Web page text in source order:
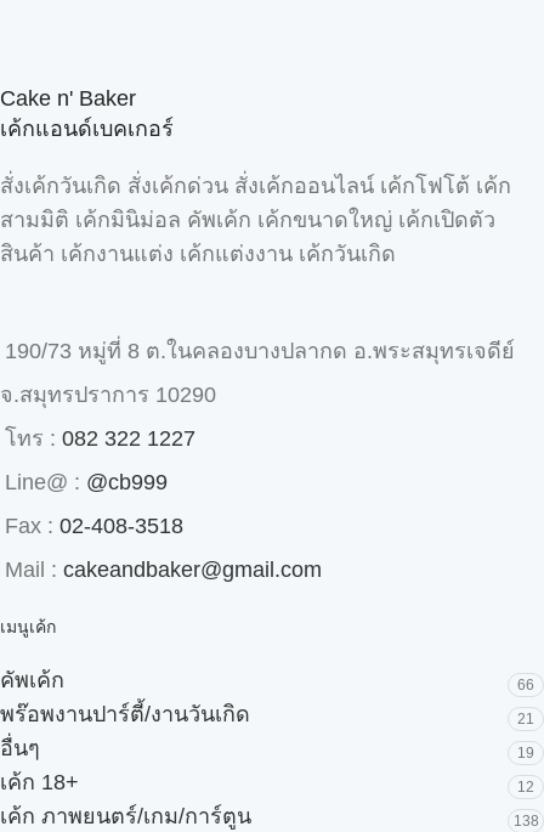
Cake n' Baker
เค้กแอนด์เบคเกอร์
สั่งเค้กวันเกิด สั่งเค้กด่วน สั่งเค้กออนไลน์ เค้กโฟโต้ เค้ก
สามมิติ เค้กมินิม่อล คัพเค้ก เค้กขนาดใหญ่ เค้กเปิดตัว
สินค้า เค้กงานแต่ง เค้กแต่งงาน เค้กวันเกิด
190/73 หมู่ที่ 8 ต.ในคลองบางปลากด อ.พระสมุทรเจดีย์
จ.สมุทรปราการ 10290
โทร : 082 322 1227
Line@ : @cb999
Fax : 02-408-3518
Mail : cakeandbaker@gmail.com
เมนูเค้ก
คัพเค้ก 66
พร๊อพงานปาร์ตี้/งานวันเกิด 21
อื่นๆ 19
เค้ก 18+ 12
เค้ก ภาพยนตร์/เกม/การ์ตูน 138